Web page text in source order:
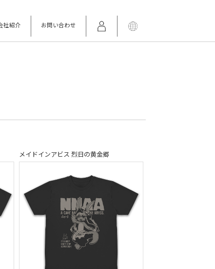
社紹介 お問い合わせ
メイドインアビス 烈日の黄金郷